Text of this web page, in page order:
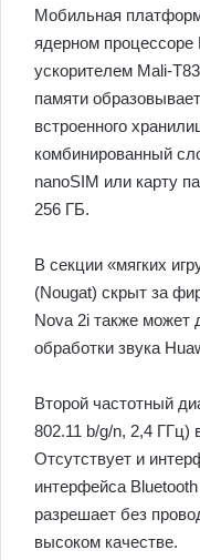
Мобильная
ядерном процессоре
ускорителем Mali-
памяти
встроенного
комбинированный
nanoSIM или карту
256 ГБ.
В секции «мягких
(Nougat) скрыт за
Nova 2i также
обработки звука
Второй частотный
802.11 b/g/n, 2,4 ГГц)
Отсутствует и
интерфейса
разрешает без
высоком качестве.